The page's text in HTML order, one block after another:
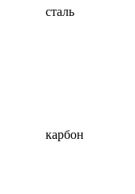
сталь
карбон